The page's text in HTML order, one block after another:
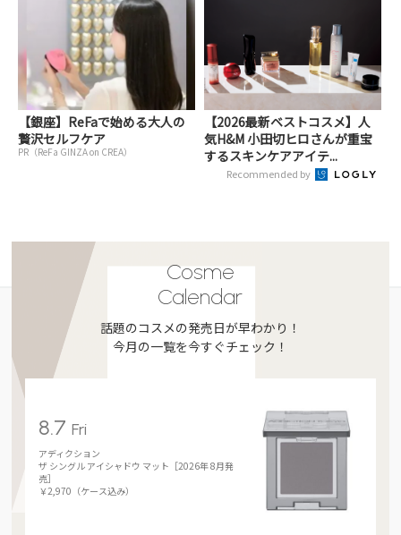
【銀座】ReFaで始める大人の
贅沢セルフケア
PR（ReFa GINZA on CREA）
【2026最新ベストコスメ】人
気H&M 小田切ヒロさんが重宝
するスキンケアアイテ...
Recommended by
Cosme
Calendar
話題のコスメの発売日が早わかり！
今月の一覧を今すぐチェック！
8.7Fri
アディクション
ザ シングル アイシャドウ マット［2026年 8月発
売］
￥2,970（ケース込み）